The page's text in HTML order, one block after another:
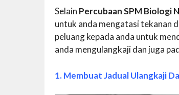
Selain Percubaan SPM Biologi
untuk anda mengatasi tekanan
peluang kepada anda untuk
anda mengulangkaji dan juga
1. Membuat Jadual Ulangkaji